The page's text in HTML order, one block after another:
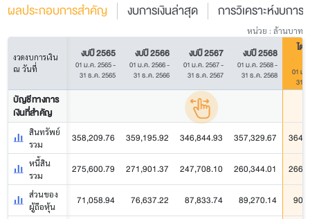
ผลประกอบการสำคัญ งบการเงินล่าสุด การวิเคราะห์งบการ
หน่วย : ล้านบาท
งวดงบการเงิน
ณ วันที่
งบปี 2565
01 ม.ค. 2565 -
31 ธ.ค. 2565
งบปี 2566
01 ม.ค. 2566 -
31 ธ.ค. 2566
งบปี 2567
01 ม.ค. 2567 -
31 ธ.ค. 2567
งบปี 2568
01 ม.ค. 2568 -
31 ธ.ค. 2568
ไต
01 ม.
31
บัญชีทางการ
เงินที่สำคัญ
สินทรัพย์
รวม
358,209.76 359,195.92 346,844.93 357,329.67
หนี้สิน
รวม
275,600.79 271,901.37 247,708.10 260,344.01
ส่วนของ
ผู้ถือหุ้น
71,058.94 76,637.22 87,833.74 89,270.14